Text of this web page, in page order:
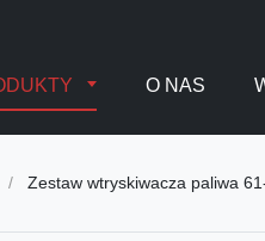
O NAS
/ Zestaw wtryskiwacza paliwa